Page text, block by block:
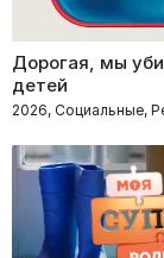
Дорогая, мы
детей
2026, Социальные,